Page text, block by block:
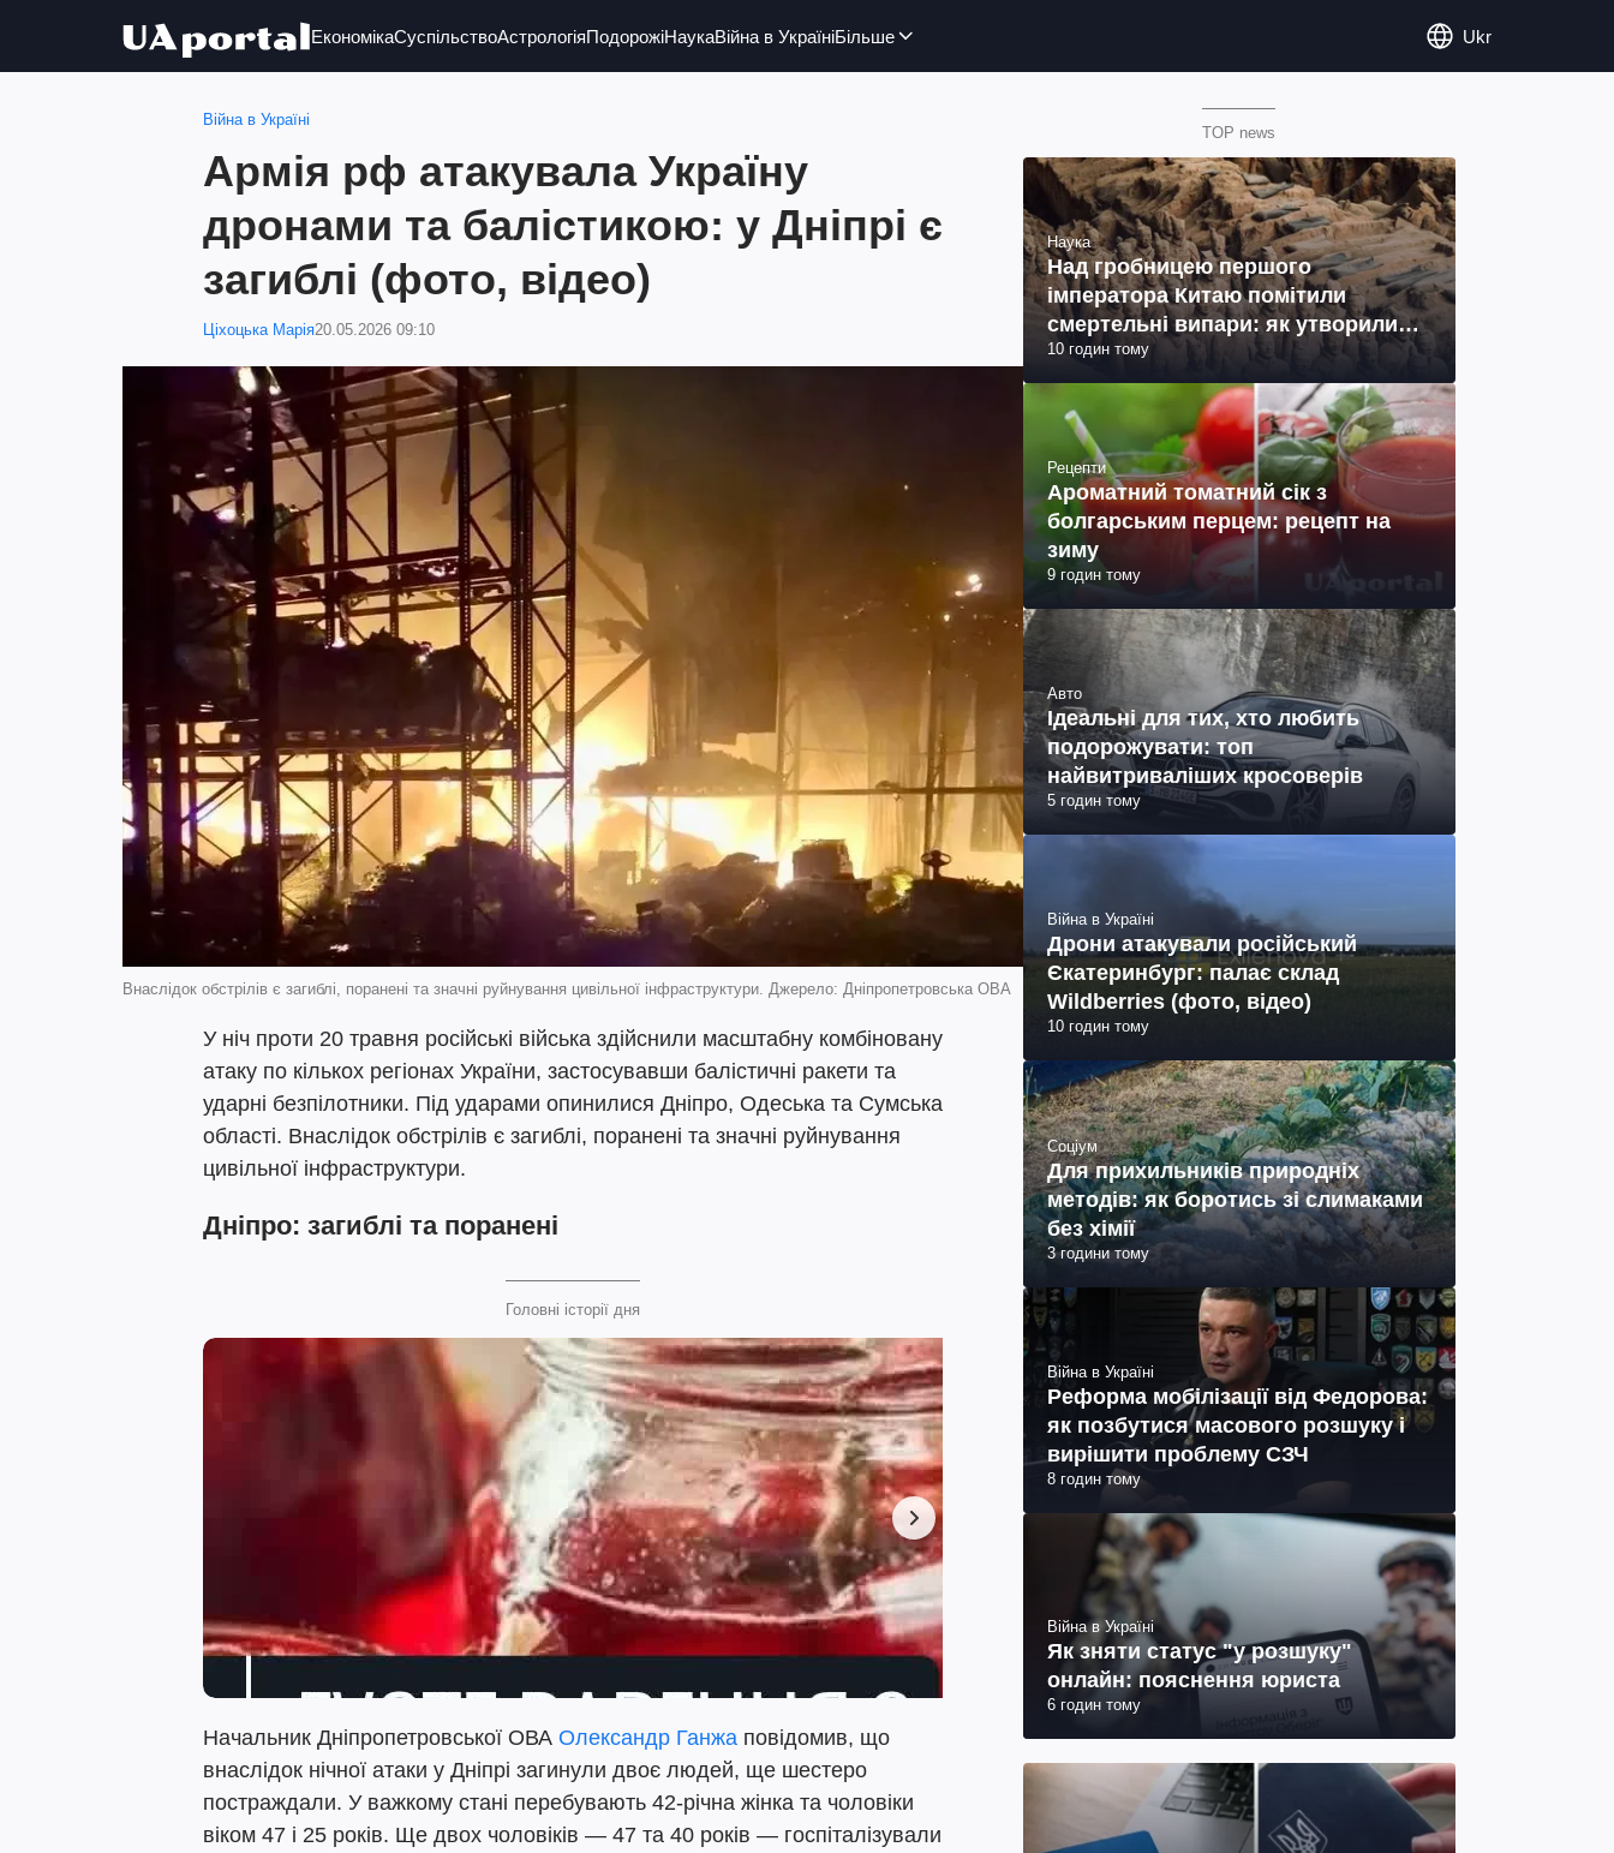
ЕкономікаСуспільствоАстрологіяПодорожіНаукаВійна в УкраїніБільше Ukr
Війна в Україні
Армія рф атакувала Україну
дронами та балістикою: у Дніпрі є
загиблі (фото, відео)
Ціхоцька Марія20.05.2026 09:10
Внаслідок обстрілів є загиблі, поранені та значні руйнування цивільної інфраструктури. Джерело: Дніпропетровська ОВА
У ніч проти 20 травня російські війська здійснили масштабну комбіновану
атаку по кількох регіонах України, застосувавши балістичні ракети та
ударні безпілотники. Під ударами опинилися Дніпро, Одеська та Сумська
області. Внаслідок обстрілів є загиблі, поранені та значні руйнування
цивільної інфраструктури.
Дніпро: загиблі та поранені
Головні історії дня
Начальник Дніпропетровської ОВА Олександр Ганжа повідомив, що
внаслідок нічної атаки у Дніпрі загинули двоє людей, ще шестеро
постраждали. У важкому стані перебувають 42-річна жінка та чоловіки
віком 47 і 25 років. Ще двох чоловіків — 47 та 40 років — госпіталізували
TOP news
Наука
Над гробницею першого
імператора Китаю помітили
смертельні випари: як утворились
(фото)
10 годин тому
Рецепти
Ароматний томатний сік з
болгарським перцем: рецепт на
зиму
9 годин тому
Авто
Ідеальні для тих, хто любить
подорожувати: топ
найвитриваліших кросоверів
5 годин тому
Війна в Україні
Дрони атакували російський
Єкатеринбург: палає склад
Wildberries (фото, відео)
10 годин тому
Соціум
Для прихильників природніх
методів: як боротись зі слимаками
без хімії
3 години тому
Війна в Україні
Реформа мобілізації від Федорова:
як позбутися масового розшуку і
вирішити проблему СЗЧ
8 годин тому
Війна в Україні
Як зняти статус "у розшуку"
онлайн: пояснення юриста
6 годин тому